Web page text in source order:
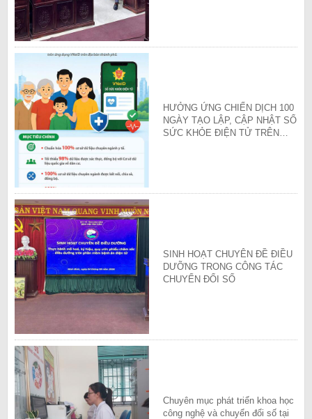
HƯỞNG ỨNG CHIẾN DỊCH 100
NGÀY TẠO LẬP, CẬP NHẬT SỔ
SỨC KHỎE ĐIỆN TỬ TRÊN
SINH HOẠT CHUYÊN ĐỀ ĐIỀU
DƯỠNG TRONG CÔNG TÁC
CHUYỂN ĐỔI SỐ
Chuyên mục phát triển khoa học
công nghệ và chuyển đổi số tại